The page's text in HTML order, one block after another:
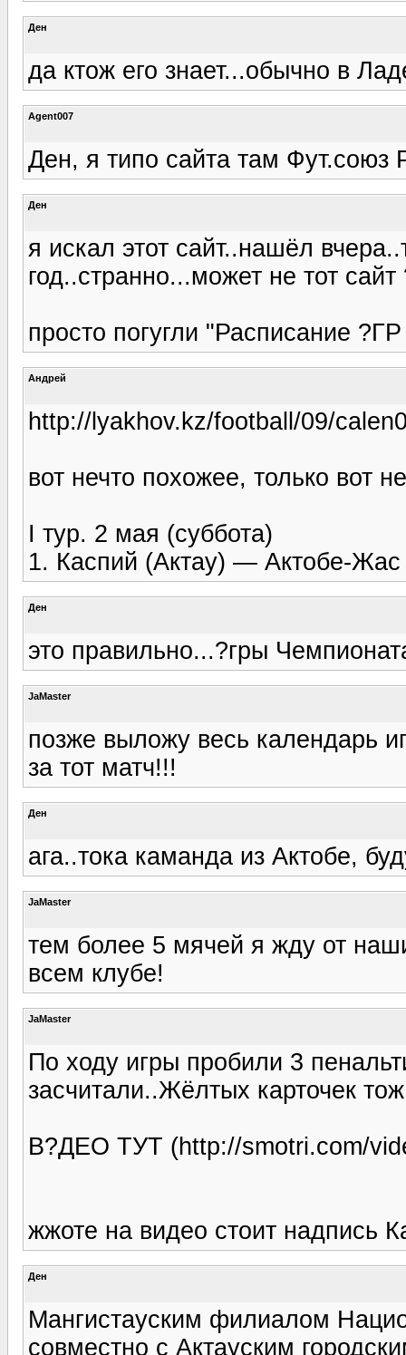
Ден
да ктож его знает...обычно в
Agent007
Ден, я типо сайта там Фут.союз
Ден
я искал этот сайт..нашёл
год..странно...может не тот сайт
просто погугли "Расписание
Андрей
http://lyakhov.kz/football/09/
вот нечто похожее, только вот
I тур. 2 мая (суббота)
1. Каспий (Актау) — Актобе-Жас
Ден
это правильно...?гры
JaMaster
позже выложу весь календарь
за тот матч!!!
Ден
ага..тока каманда из Актобе,
JaMaster
тем более 5 мячей я жду от
всем клубе!
JaMaster
По ходу игры пробили 3
засчитали..Жёлтых карточек
В?ДЕО ТУТ (http://smotri.com/
жжоте на видео стоит надпись
Ден
Мангистауским филиалом
совместно с Актауским